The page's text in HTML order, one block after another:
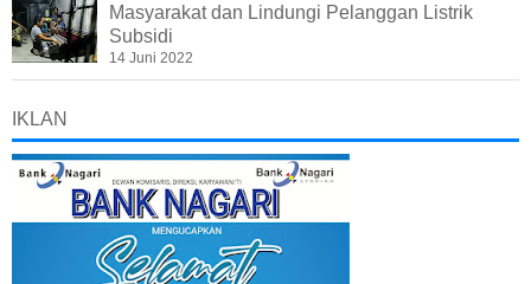
Masyarakat dan Lindungi Pelanggan Listrik
Subsidi
14 Juni 2022
IKLAN